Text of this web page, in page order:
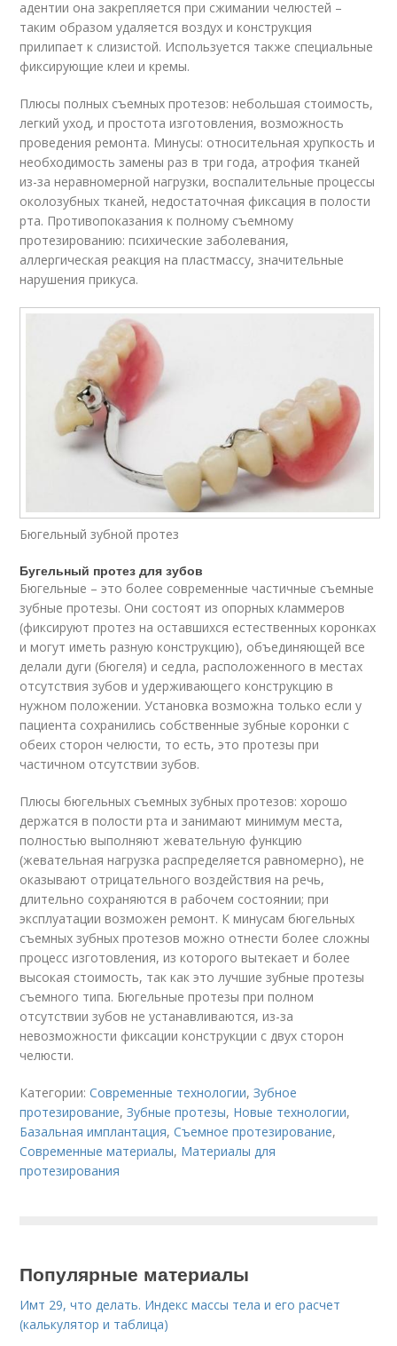
адентии она закрепляется при сжимании челюстей –
таким образом удаляется воздух и конструкция
прилипает к слизистой. Используется также специальные
фиксирующие клеи и кремы.
Плюсы полных съемных протезов: небольшая стоимость,
легкий уход, и простота изготовления, возможность
проведения ремонта. Минусы: относительная хрупкость и
необходимость замены раз в три года, атрофия тканей
из-за неравномерной нагрузки, воспалительные процессы
околозубных тканей, недостаточная фиксация в полости
рта. Противопоказания к полному съемному
протезированию: психические заболевания,
аллергическая реакция на пластмассу, значительные
нарушения прикуса.
Бюгельный зубной протез
Бугельный протез для зубов
Бюгельные – это более современные частичные съемные
зубные протезы. Они состоят из опорных кламмеров
(фиксируют протез на оставшихся естественных коронках
и могут иметь разную конструкцию), объединяющей все
делали дуги (бюгеля) и седла, расположенного в местах
отсутствия зубов и удерживающего конструкцию в
нужном положении. Установка возможна только если у
пациента сохранились собственные зубные коронки с
обеих сторон челюсти, то есть, это протезы при
частичном отсутствии зубов.
Плюсы бюгельных съемных зубных протезов: хорошо
держатся в полости рта и занимают минимум места,
полностью выполняют жевательную функцию
(жевательная нагрузка распределяется равномерно), не
оказывают отрицательного воздействия на речь,
длительно сохраняются в рабочем состоянии; при
эксплуатации возможен ремонт. К минусам бюгельных
съемных зубных протезов можно отнести более сложны
процесс изготовления, из которого вытекает и более
высокая стоимость, так как это лучшие зубные протезы
съемного типа. Бюгельные протезы при полном
отсутствии зубов не устанавливаются, из-за
невозможности фиксации конструкции с двух сторон
челюсти.
Категории:Современные технологии,Зубное
протезирование,Зубные протезы, Новые технологии,
Базальная имплантация,Съемное протезирование,
Современные материалы, Материалы для
протезирования
Популярные материалы
Имт 29, что делать. Индекс массы тела и его расчет
(калькулятор и таблица)